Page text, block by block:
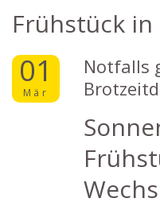
Frühstück
01
Mär
Notfalls